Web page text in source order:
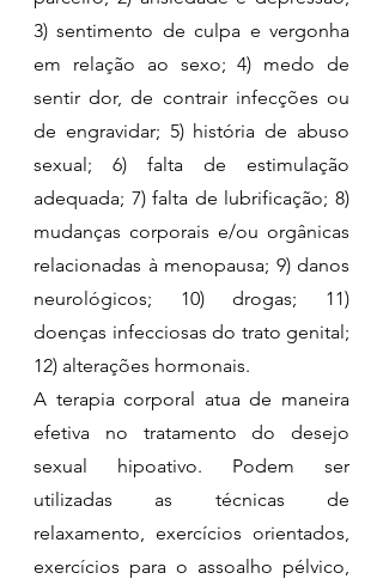
3) sentimento de culpa e vergonha
em relação ao sexo; 4) medo de
sentir dor, de contrair infecções ou
de engravidar; 5) história de abuso
sexual; 6) falta de estimulação
adequada; 7) falta de lubrificação; 8)
mudanças corporais e/ou orgânicas
relacionadas à menopausa; 9) danos
neurológicos; 10) drogas; 11)
doenças infecciosas do trato genital;
12) alterações hormonais.
A terapia corporal atua de maneira
efetiva no tratamento do desejo
sexual hipoativo. Podem ser
utilizadas as técnicas de
relaxamento, exercícios orientados,
exercícios para o assoalho pélvico,